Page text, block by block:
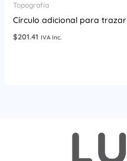
Topografía
Círculo adicional para trazar
$201.41 IVA Inc.